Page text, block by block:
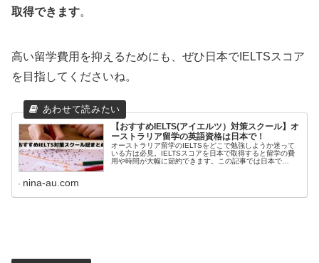
取得できます。
高い留学費用を抑えるためにも、ぜひ日本でIELTSスコア
を目指してくださいね。
【おすすめIELTS(アイエルツ）対策スクール】オ
ーストラリア留学の英語資格は日本で！
オーストラリア留学のIELTSをどこで勉強しようか迷って
いる方は必見。IELTSスコアを日本で取得すると留学の費
用や時間が大幅に節約できます。この記事では日本で
nina-au.com